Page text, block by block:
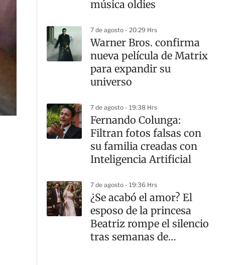
música oldies
7 de agosto - 20:29 Hrs
Warner Bros. confirma
nueva película de Matrix
para expandir su
universo
7 de agosto - 19:38 Hrs
Fernando Colunga:
Filtran fotos falsas con
su familia creadas con
Inteligencia Artificial
7 de agosto - 19:36 Hrs
¿Se acabó el amor? El
esposo de la princesa
Beatriz rompe el silencio
tras semanas de